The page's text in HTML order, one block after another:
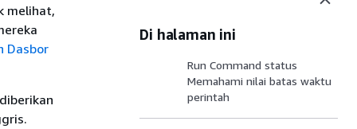
melihat,
Dasbor
Di halaman ini
Run Command status
Memahami nilai batas waktu
perintah